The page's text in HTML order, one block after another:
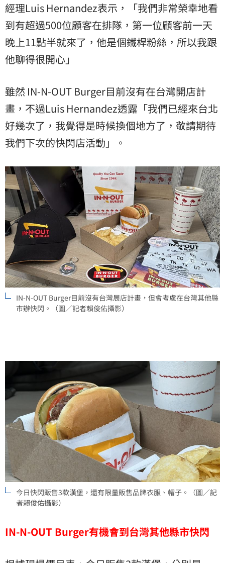
經理Luis Hernandez表示，「我們非常榮幸地看
到有超過500位顧客在排隊，第一位顧客前一天
晚上11點半就來了，他是個鐵桿粉絲，所以我跟
他聊得很開心」
雖然 IN-N-OUT Burger目前沒有在台灣開店計
畫，不過Luis Hernandez透露「我們已經來台北
好幾次了，我覺得是時候換個地方了，敬請期待
我們下次的快閃店活動」。
IN-N-OUT Burger目前沒有台灣展店計畫，但會考慮在台灣其他縣
市辦快閃。（圖／記者賴俊佑攝影）
今日快閃販售3款漢堡，還有限量販售品牌衣服、帽子。（圖／記
者賴俊佑攝影）
IN-N-OUT Burger有機會到台灣其他縣市快閃